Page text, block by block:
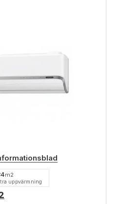
m2
uppvärmning